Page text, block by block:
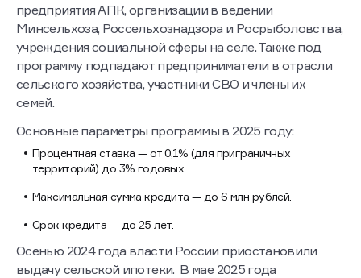
предприятия АПК, организации в ведении
Минсельхоза, Россельхознадзора и Росрыболовства,
учреждения социальной сферы на селе. Также под
программу подпадают предприниматели в отрасли
сельского хозяйства, участники СВО и члены их
семей.
Основные параметры программы в 2025 году:
Процентная ставка — от 0,1% (для приграничных
территорий) до 3% годовых.
Максимальная сумма кредита — до 6 млн рублей.
Срок кредита — до 25 лет.
Осенью 2024 года власти России приостановили
выдачу сельской ипотеки. В мае 2025 года